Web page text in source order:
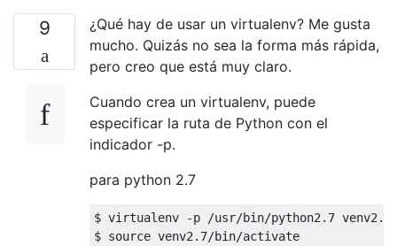
9
¿Qué hay de usar un virtualenv? Me gusta
mucho. Quizás no sea la forma más rápida,
pero creo que está muy claro.
Cuando crea un virtualenv, puede
especificar la ruta de Python con el
indicador -p.
para python 2.7
$ virtualenv -p /usr/bin/python2 . 7 venv2 .
$ source venv2 . 7/bin/